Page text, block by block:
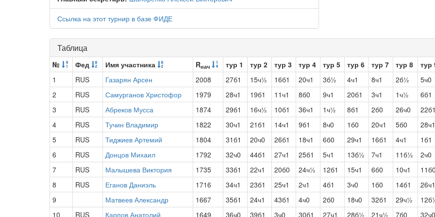
Ссылка на этот турнир в базе ФИДЕ
Таблица
№ Фед Имя участника Rнач тур 1 тур 2 тур 3 тур 4 тур 5 тур 6 тур 7 тур 8
тур
1
RUS Газарян Арсен 2008 27б1 15ч½ 16б1 20ч1 3б½ 4ч1 8ч1 2б½
5ч0
2
RUS Самурганов Христофор 1979 28ч1 19б1 11ч1 8б0 9ч1 20б1 3ч1 1ч½
6б1
3
RUS Абреков Мусса 1874 29б1 16ч½ 10б1 36ч1 1ч½ 8б1 2б0 26ч0
4
RUS Тучин Владимир 1822 30ч1 21б1 14ч1 9б1 8ч0 1б0 20ч1 5б0
28ч1
5
RUS Тиджиев Артемий 1804 31б1 20ч0 26б1 18ч1 6б0 29ч1 16б1 4ч1
1б1
6
RUS Донцов Михаил 1792 32ч0 44б1 27ч1 25б1 5ч1 13б½ 7ч1 11б½
2ч0
7
RUS Малышева Виктория 1735 33б1 22ч1 20б0 24ч½ 12б1 15ч1 6б0 10ч1
8
RUS Еганов Даниэль 1716 34ч1 23б1 25ч1 2ч1 4б1 3ч0 1б0 14б1
26ч1
9
Матвеев Александр 1667 35б1 24ч1 43б1 4ч0 2б0 18ч0 32б1 29ч½
10
RUS Карпов Анатолий 1649 36ч0 39б1 3ч0 30б1 27ч1 28б½ 21ч½ 7б0 32ч0